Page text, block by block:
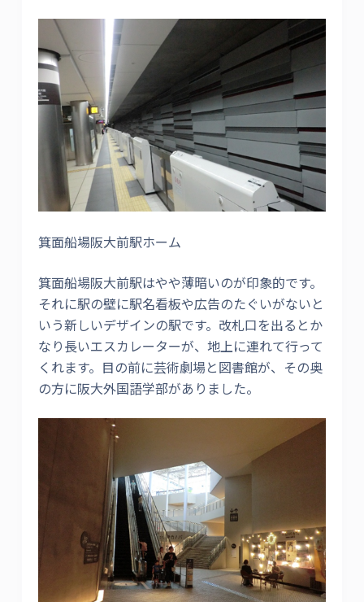
箕面船場阪大前駅ホーム
箕面船場阪大前駅はやや薄暗いのが印象的です。
それに駅の壁に駅名看板や広告のたぐいがないと
いう新しいデザインの駅です。改札口を出るとか
なり長いエスカレーターが、地上に連れて行って
くれます。目の前に芸術劇場と図書館が、その奥
の方に阪大外国語学部がありました。